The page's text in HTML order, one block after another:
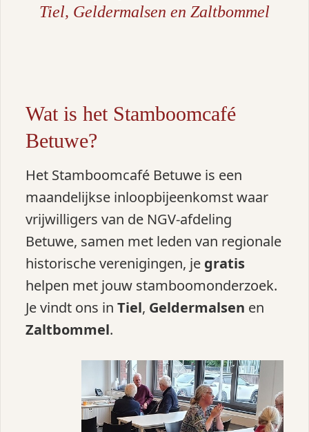
Tiel, Geldermalsen en Zaltbommel
Wat is het Stamboomcafé
Betuwe?
Het Stamboomcafé Betuwe is een
maandelijkse inloopbijeenkomst waar
vrijwilligers van de NGV‑afdeling
Betuwe, samen met leden van regionale
historische verenigingen, je gratis
helpen met jouw stamboomonderzoek.
Je vindt ons in Tiel, Geldermalsen en
Zaltbommel.